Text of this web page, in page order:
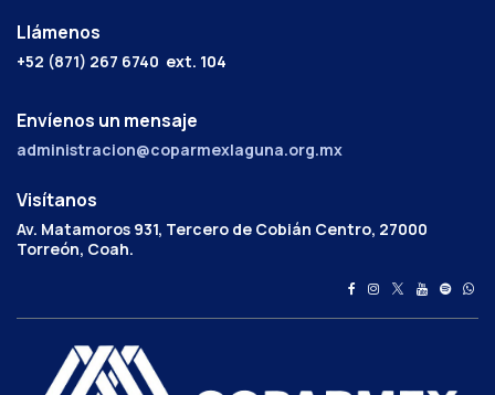
Llámenos
+52 (871) 267 6740 ext. 104
Envíenos un mensaje
administracion@coparmexlaguna.org.mx
Visítanos
Av. Matamoros 931, Tercero de Cobián Centro, 27000
Torreón, Coah.